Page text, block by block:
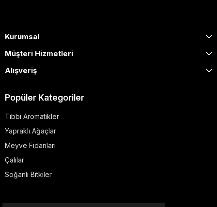
Kurumsal
Müşteri Hizmetleri
Alışveriş
Popüler Kategoriler
Tıbbi Aromatikler
Yapraklı Ağaçlar
Meyve Fidanları
Çalılar
Soğanlı Bitkiler